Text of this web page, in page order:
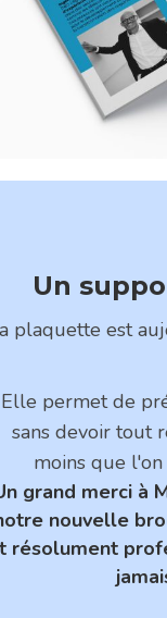
Un
plaquette est
Elle permet de
sans devoir tout
moins que
grand merci à
nouvelle
résolument